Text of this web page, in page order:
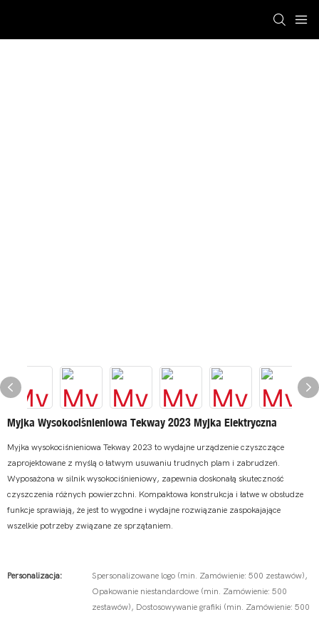
Myjka Wysokociśnieniowa Tekway 2023 Myjka Elektryczna
Myjka wysokociśnieniowa Tekway 2023 to wydajne urządzenie czyszczące
zaprojektowane z myślą o łatwym usuwaniu trudnych plam i zabrudzeń.
Wyposażona w silnik wysokociśnieniowy, zapewnia doskonałą skuteczność
czyszczenia różnych powierzchni. Kompaktowa konstrukcja i łatwe w obsłudze
funkcje sprawiają, że jest to wygodne i wydajne rozwiązanie zaspokajające
wszelkie potrzeby związane ze sprzątaniem.
Personalizacja:
Spersonalizowane logo (min. Zamówienie: 500 zestawów),
Opakowanie niestandardowe (min. Zamówienie: 500
zestawów), Dostosowywanie grafiki (min. Zamówienie: 500